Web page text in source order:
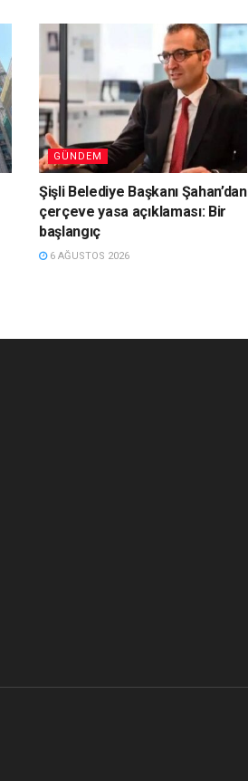
GÜNDEM
Şişli Belediye Başkanı Şahan’dan
çerçeve yasa açıklaması: Bir
başlangıç
6 AĞUSTOS 2026